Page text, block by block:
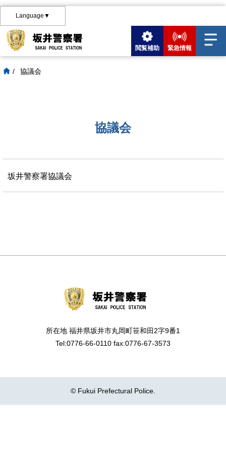
Language▼
閲覧補助 緊急情報
/ 協議会
協議会
坂井警察署協議会
所在地 福井県坂井市丸岡町笹和田2字9番1
Tel:0776-66-0110 fax:0776-67-3573
© Fukui Prefectural Police.